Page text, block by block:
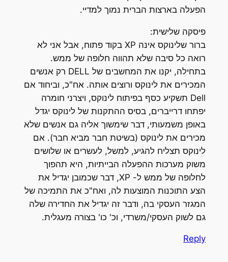
הפעלה בארצות הברית נמוך למדיי.
פיסקה שלישית:
ברור שלינוקס אינה XP בקוד פתוח, אבל אני לא
רואה כל סיבה שלא תהווה חלופה של ממש.
בתחילה, יקנו את המחשבים של DELL רק אנשים
המכירים את לינוקס ורוצים אותה. אח"כ, וביחוד אם
Dell תשקיע כסף בפיתוח לינוקס, ויצרני חומרה
יפתחו דרייברים, בסיס ההתקנות של לינוקס יגדל
באופן משמעותי, דבר שימשוך אליה גם אנשים שלא
מכירים את לינוקס (בשיטת חבר מביא חבר). אם
לינוקס תצליח להגיע, למשל, לעשרים או שלושים
משוק מערכות ההפעלה הבייתיות, היא תהפוך
לחלופה של ממש ל- XP, דבר שכמובן יגדיל את
הצע התוכנות המוצעות לה, ואח"כ את התמיכה של
המגזר העסקי בה, ודבר זה יגדיל את החדירה שלה
גם לשוק העסקי/משרדי, וכ' כו' בצורה מעגלית.
Reply